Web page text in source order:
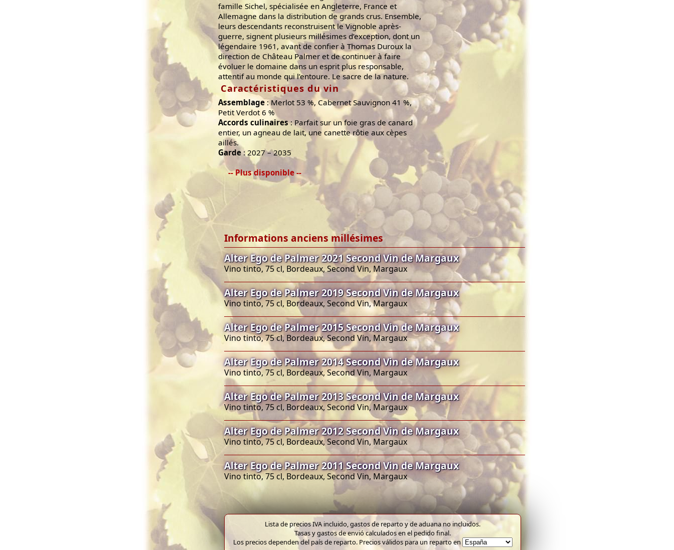
famille Sichel, spécialisée en Angleterre, France et
Allemagne dans la distribution de grands crus. Ensemble,
leurs descendants reconstruisent le Vignoble après-
guerre, signent plusieurs millésimes d’exception, dont un
légendaire 1961, avant de confier à Thomas Duroux la
direction de Château Palmer et de continuer à faire
évoluer le domaine dans un esprit plus responsable,
attentif au monde qui l’entoure. Le sacre de la nature.
Caractéristiques du vin
Assemblage: Merlot 53 %, Cabernet Sauvignon 41 %,
Petit Verdot 6 %
Accords culinaires: Parfait sur un foie gras de canard
entier, un agneau de lait, une canette rôtie aux cèpes
aillés.
Garde: 2027 – 2035
-- Plus disponible --
Informations anciens millésimes
Alter Ego de Palmer 2021 Second Vin de Margaux
Vino tinto, 75 cl, Bordeaux, Second Vin, Margaux
Alter Ego de Palmer 2019 Second Vin de Margaux
Vino tinto, 75 cl, Bordeaux, Second Vin, Margaux
Alter Ego de Palmer 2015 Second Vin de Margaux
Vino tinto, 75 cl, Bordeaux, Second Vin, Margaux
Alter Ego de Palmer 2014 Second Vin de Margaux
Vino tinto, 75 cl, Bordeaux, Second Vin, Margaux
Alter Ego de Palmer 2013 Second Vin de Margaux
Vino tinto, 75 cl, Bordeaux, Second Vin, Margaux
Alter Ego de Palmer 2012 Second Vin de Margaux
Vino tinto, 75 cl, Bordeaux, Second Vin, Margaux
Alter Ego de Palmer 2011 Second Vin de Margaux
Vino tinto, 75 cl, Bordeaux, Second Vin, Margaux
Lista de precios IVA incluido, gastos de reparto y de aduana no incluidos.
Tasas y gastos de envió calculados en el pedido final.
Los precios dependen del país de reparto. Precios válidos para un reparto en